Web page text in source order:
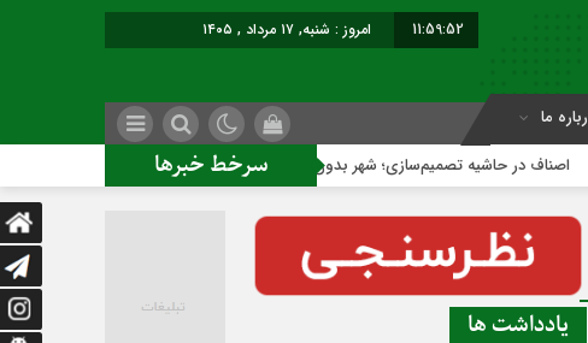
11:59:53 امروز : شنبه, ۱۷ مرداد , ۱۴۰۵
ما
سرخط خبرهاتصمیم‌سازی؛ شهر بدون بازار به کجا می‌رسد؟
یادداشت ها